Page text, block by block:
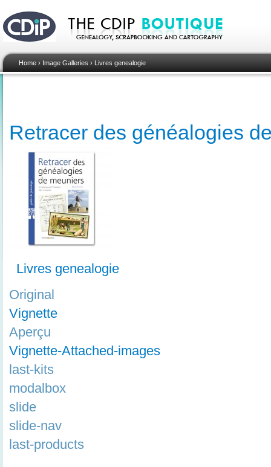
Home › Image Galleries › Livres genealogie
Retracer des généalogies
Livres genealogie
Original
Vignette
Aperçu
Vignette-Attached-images
last-kits
modalbox
slide
slide-nav
last-products